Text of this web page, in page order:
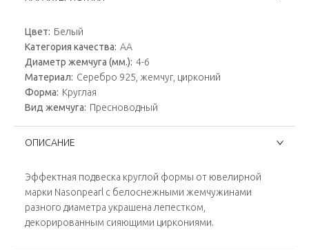
Цвет: Белый
Категория качества: АА
Диаметр жемчуга (мм.): 4-6
Материал: Серебро 925, жемчуг, цирконий
Форма: Круглая
Вид жемчуга: Пресноводный
ОПИСАНИЕ
Эффектная подвеска круглой формы от ювелирной
марки Nasonpearl с белоснежными жемчужинами
разного диаметра украшена лепестком,
декорированным сияющими циркониями.